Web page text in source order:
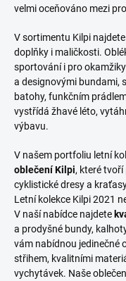
velmi oceňováno mezi
V sortimentu Kilpi
doplňky i maličkosti.
sportování i pro
a designovými bundami,
batohy, funkčním
vystřídá žhavé léto,
výbavu.
V našem portfoliu letní
oblečení Kilpi, které tvoří
cyklistické dresy a
Letní kolekce Kilpi 2021
V naší nabídce najdete
a prodyšné bundy,
vám nabídnou jedinečné
střihem, kvalitními
vychytávek. Naše